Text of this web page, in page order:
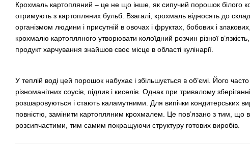
Крохмаль картопляний – це не що інше, як сипучий порошок білого
отримують з картопляних бульб. Взагалі, крохмаль відносять до
організмом людини і присутній в овочах і фруктах, бобових і
крохмалю картопляного утворювати колоїдний розчин різної
продукт харчування знайшов своє місце в області кулінарії.
У теплій воді цей порошок набухає і збільшується в об’ємі. Його
різноманітних соусів, підлив і киселів. Однак при тривалому
розшаровуються і стають каламутними. Для випічки кондитерських
повністю, замінити картопляним крохмалем. Це пов’язано з тим, що в
розсипчастими, тим самим покращуючи структуру готових виробів.